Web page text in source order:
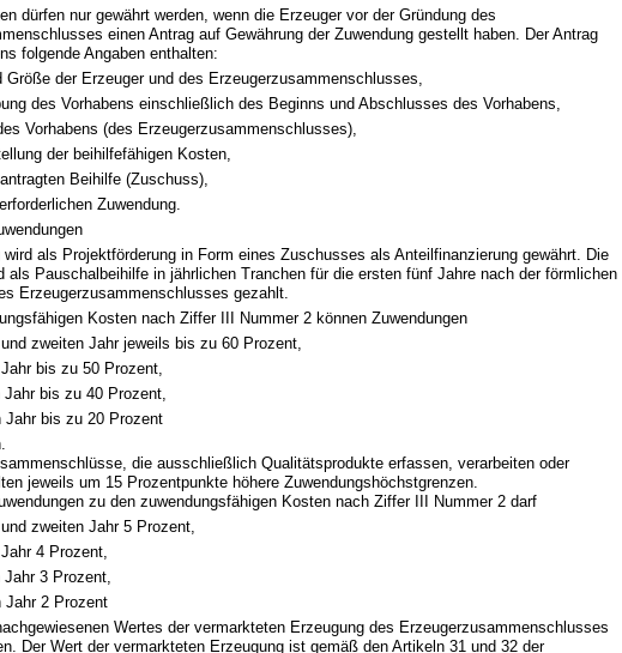
dürfen nur gewährt werden, wenn die Erzeuger vor der Gründung des
einen Antrag auf Gewährung der Zuwendung gestellt haben. Der Antrag
folgende Angaben enthalten:
Größe der Erzeuger und des Erzeugerzusammenschlusses,
des Vorhabens einschließlich des Beginns und Abschlusses des Vorhabens,
Vorhabens (des Erzeugerzusammenschlusses),
der beihilfefähigen Kosten,
Beihilfe (Zuschuss),
Zuwendung.
wird als Projektförderung in Form eines Zuschusses als Anteilfinanzierung gewährt. Die
als Pauschalbeihilfe in jährlichen Tranchen für die ersten fünf Jahre nach der förmlichen
Erzeugerzusammenschlusses gezahlt.
Kosten nach Ziffer III Nummer 2 können Zuwendungen
zweiten Jahr jeweils bis zu 60 Prozent,
bis zu 50 Prozent,
bis zu 40 Prozent,
Jahr bis zu 20 Prozent
die ausschließlich Qualitätsprodukte erfassen, verarbeiten oder
jeweils um 15 Prozentpunkte höhere Zuwendungshöchstgrenzen.
zu den zuwendungsfähigen Kosten nach Ziffer III Nummer 2 darf
zweiten Jahr 5 Prozent,
4 Prozent,
3 Prozent,
Jahr 2 Prozent
Wertes der vermarkteten Erzeugung des Erzeugerzusammenschlusses
Der Wert der vermarkteten Erzeugung ist gemäß den Artikeln 31 und 32 der